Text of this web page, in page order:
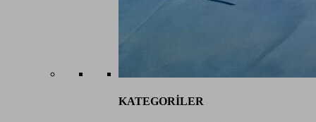
KATEGORİLER